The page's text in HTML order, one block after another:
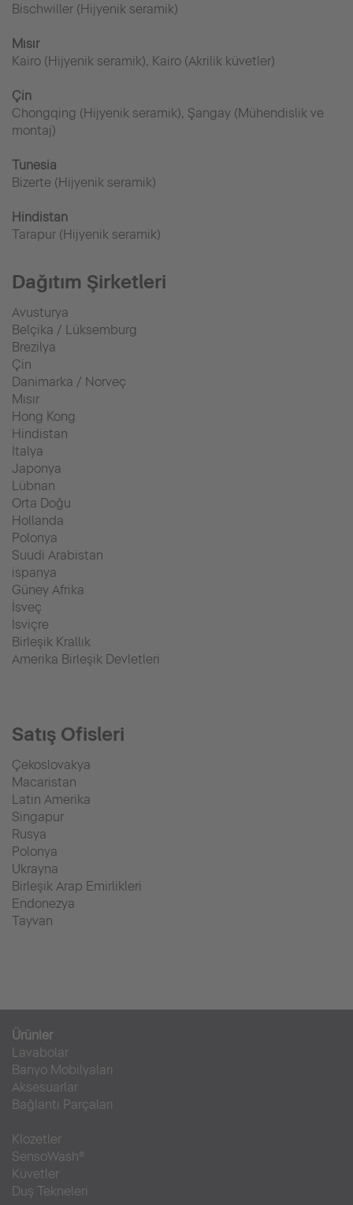
Bischwiller (Hijyenik seramik)
Mısır
Kairo (Hijyenik seramik), Kairo (Akrilik küvetler)
Çin
Chongqing (Hijyenik seramik), Şangay (Mühendislik ve
montaj)
Tunesia
Bizerte (Hijyenik seramik)
Hindistan
Tarapur (Hijyenik seramik)
Dağıtım Şirketleri
Avusturya
Belçika / Lüksemburg
Brezilya
Çin
Danimarka / Norveç
Mısır
Hong Kong
Hindistan
İtalya
Japonya
Lübnan
Orta Doğu
Hollanda
Polonya
Suudi Arabistan
ispanya
Güney Afrika
İsveç
İsviçre
Birleşik Krallık
Amerika Birleşik Devletleri
Satış Ofisleri
Çekoslovakya
Macaristan
Latin Amerika
Singapur
Rusya
Polonya
Ukrayna
Birleşik Arap Emirlikleri
Endonezya
Tayvan
Ürünler
Lavabolar
Banyo Mobilyaları
Aksesuarlar
Bağlantı Parçaları
Klozetler
SensoWash®
Küvetler
Duş Tekneleri